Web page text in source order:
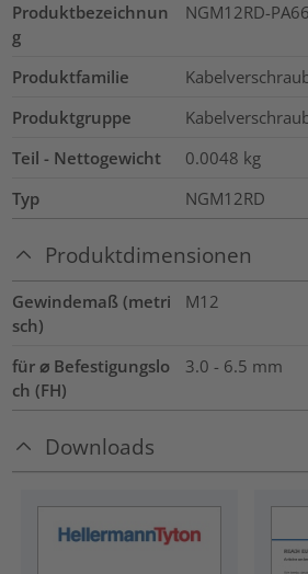
Produktbezeichnun
g
NGM12RD-
Produktfamilie
Produktgruppe
Teil - Nettogewicht
0.0048 kg
Typ
NGM12RD
Produktdimensionen
Gewindemaß (metri
sch)
M12
für ⌀ Befestigungslo
ch (FH)
3.0 - 6.5 mm
Downloads